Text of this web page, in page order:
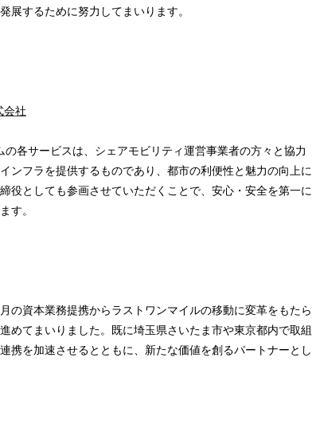
展するために努力してまいります。
会社
の各サービスは、シェアモビリティ運営事業者の方々と協力
ンフラを提供するものであり、都市の利便性と魅力の向上に
役としても参画させていただくことで、安心・安全を第一に
す。
の資本業務提携からラストワンマイルの移動に変革をもたら
めてまいりました。既に埼玉県さいたま市や東京都内で取組
携を加速させるとともに、新たな価値を創るパートナーとし